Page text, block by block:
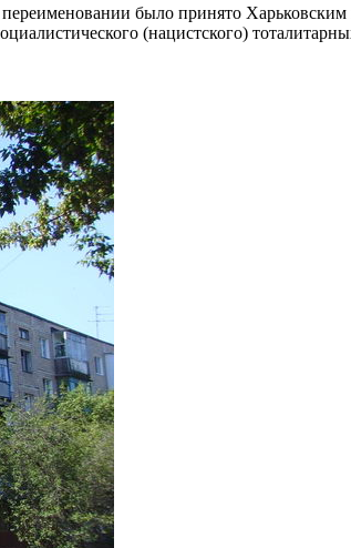
было принято Харьковским
(нацистского)